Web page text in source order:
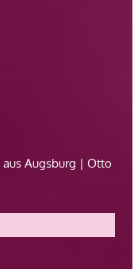
aus Augsburg | Otto